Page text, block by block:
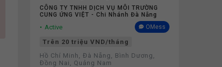
Thưởng
Nghỉ phép
Nhập Không Dưới 20 Triệu
CÔNG TY TNHH DỊCH VỤ MÔI TRƯỜNG
CUNG ỨNG VIỆT - Chi Nhánh Đà Nẵng
Active OMess
Trên 20 triệu VND/tháng
Hồ Chí Minh, Đà Nẵng, Bình Dương,
Đồng Nai, Quảng Nam